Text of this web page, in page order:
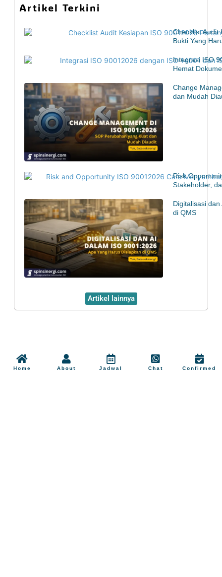
Artikel Terkini
Checklist Audit
Bukti Yang
Integrasi ISO
Hemat
Change
dan Mudah
Risk
Stakeholder,
Digitalisasi
di QMS
Artikel lainnya
Home About Jadwal Chat Confirmed